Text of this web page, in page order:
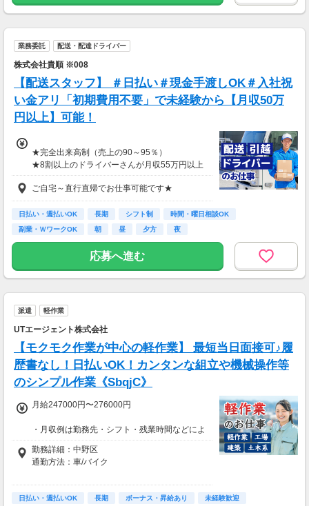
業務委託 配送・配達ドライバー
株式会社貴順 ※008
【配送スタッフ】 ＃日払い＃現金手渡しOK＃入社祝
い金アリ「初期費用不要」で未経験から【月収50万
円以上】可能！
★完全出来高制（売上の90～95％）
★8割以上のドライバーさんが月収55万円以上
★支度金5～25万円補助あり（規定有）
★選べる入社祝い金アリ
⇒「初回稼働1か月後に3万円」or「1年後に10
万円」or「2年後に20万円」選べます！
ご都合にあわせてルートや個数は調整可能！
※1日2万円保証の案件もあり！
＊現金手渡し・日払いご相談OK
＊前払い制度あり（稼働分のみ）
【日収例】
売上2万1600円（1個160円×135個）×90％=約
1万9000円
売上65万2800円(1個160円×170個×24日)×90％
※上記は一例です。
ご自宅～直行直帰でお仕事可能です★
日払い・週払いOK 長期 シフト制
時間・曜日相談OK
副業・ＷワークOK
朝 昼 夕方 夜
応募へ進む
派遣 軽作業
UTエージェント株式会社
【モクモク作業が中心の軽作業】 最短当日面接可♪履
歴書なし！日払いOK！カンタンな組立や機械操作等
のシンプル作業《SbqjC》
月給247000円〜276000円
・月収例は勤務先・シフト・残業時間などによ
り変動します
・各種手当あり（残業手当、休出手当、深夜勤
務がある場合は深夜手当 など）
■日払い制度（新制度）※規定あり
勤務詳細：中野区
通勤方法：車/バイク
※構内の（無料）駐車場利用OK
※募集の勤務地は面接地の一例です。
日払い・週払いOK 長期 ボーナス・昇給あり
未経験歓迎